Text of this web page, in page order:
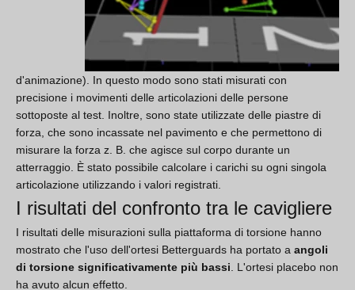
d'animazione). In questo modo sono stati misurati con
precisione i movimenti delle articolazioni delle persone
sottoposte al test. Inoltre, sono state utilizzate delle piastre di
forza, che sono incassate nel pavimento e che permettono di
misurare la forza z. B. che agisce sul corpo durante un
atterraggio. È stato possibile calcolare i carichi su ogni singola
articolazione utilizzando i valori registrati.
I risultati del confronto tra le cavigliere
I risultati delle misurazioni sulla piattaforma di torsione hanno
mostrato che l'uso dell'ortesi Betterguards ha portato a angoli
di torsione significativamente più bassi . L'ortesi placebo non
ha avuto alcun effetto.